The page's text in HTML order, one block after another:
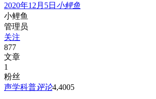
2020年12月5日 小鲤鱼
小鲤鱼
管理员
关注
877
文章
1
粉丝
声学科普评论4,4005